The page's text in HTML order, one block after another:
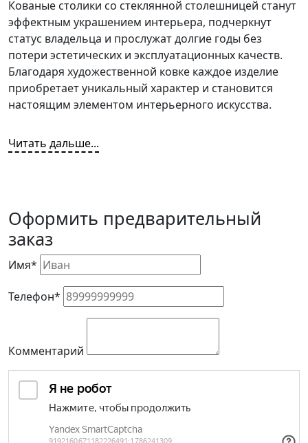
Кованые столики со стеклянной столешницей станут
эффектным украшением интерьера, подчеркнут
статус владельца и прослужат долгие годы без
потери эстетических и эксплуатационных качеств.
Благодаря художественной ковке каждое изделие
приобретает уникальный характер и становится
настоящим элементом интерьерного искусства.
Читать дальше...
Оформить предварительный
заказ
Имя*
Телефон*
Комментарий